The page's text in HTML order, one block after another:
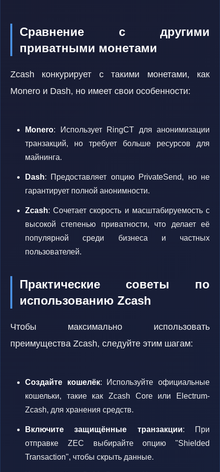
Сравнение с другими
приватными монетами
Zcash конкурирует с такими монетами, как
Monero и Dash, но имеет свои особенности:
Monero: Использует RingCT для анонимизации
транзакций, но требует больше ресурсов для
майнинга.
Dash: Предоставляет опцию PrivateSend, но не
гарантирует полной анонимности.
Zcash: Сочетает скорость и масштабируемость с
высокой степенью приватности, что делает её
популярной среди бизнеса и частных
пользователей.
Практические советы по
использованию Zcash
Чтобы максимально использовать
преимущества Zcash, следуйте этим шагам:
Создайте кошелёк: Используйте официальные
кошельки, такие как Zcash Core или Electrum-
Zcash, для хранения средств.
Включите защищённые транзакции: При
отправке ZEC выбирайте опцию "Shielded
Transaction", чтобы скрыть данные.